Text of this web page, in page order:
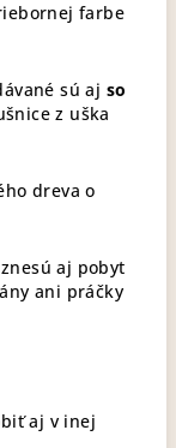
farbe
sú aj so
z uška
dreva o
aj pobyt
ani práčky
aj v inej